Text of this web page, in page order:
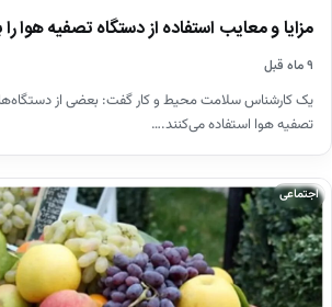
مزایا و معایب استفاده از دستگاه تصفیه هوا را
۹ ماه قبل
یک کارشناس سلامت محیط و کار گفت: بعضی از دستگاه‌ها
تصفیه هوا استفاده می‌کنند.…
اجتماعی